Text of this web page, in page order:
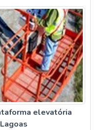
elevatória